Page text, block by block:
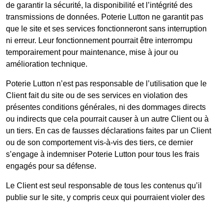
de garantir la sécurité, la disponibilité et l’intégrité des
transmissions de données. Poterie Lutton ne garantit pas
que le site et ses services fonctionneront sans interruption
ni erreur. Leur fonctionnement pourrait être interrompu
temporairement pour maintenance, mise à jour ou
amélioration technique.
Poterie Lutton n’est pas responsable de l’utilisation que le
Client fait du site ou de ses services en violation des
présentes conditions générales, ni des dommages directs
ou indirects que cela pourrait causer à un autre Client ou à
un tiers. En cas de fausses déclarations faites par un Client
ou de son comportement vis-à-vis des tiers, ce dernier
s’engage à indemniser Poterie Lutton pour tous les frais
engagés pour sa défense.
Le Client est seul responsable de tous les contenus qu’il
publie sur le site, y compris ceux qui pourraient violer des